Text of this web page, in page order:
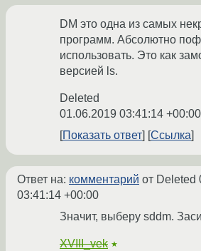
DM это одна из самых
программ. Абсолютно
использовать. Это как
версией ls.
Deleted
01.06.2019 03:41:14 +00:00
Показать ответ
Ссылка
Ответ на: комментарий от Deleted
03:41:14 +00:00
Значит, выберу sddm.
XVIII_vek ★